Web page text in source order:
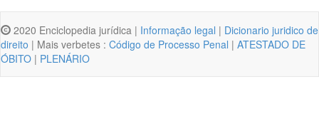
2020 Enciclopedia jurídica | Informação legal | Dicionario juridico de
direito | Mais verbetes : Código de Processo Penal | ATESTADO DE
ÓBITO | PLENÁRIO